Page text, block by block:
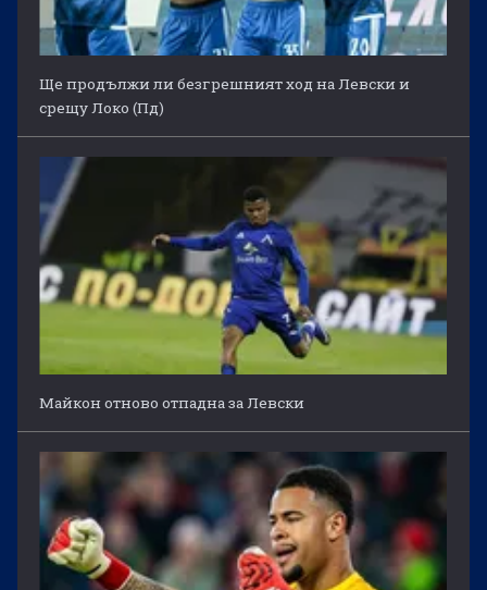
Ще продължи ли безгрешният ход на Левски и
срещу Локо (Пд)
Майкон отново отпадна за Левски